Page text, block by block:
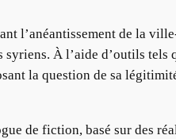
l’anéantissement de la
À l’aide d’outils
la question de sa
de fiction, basé sur des